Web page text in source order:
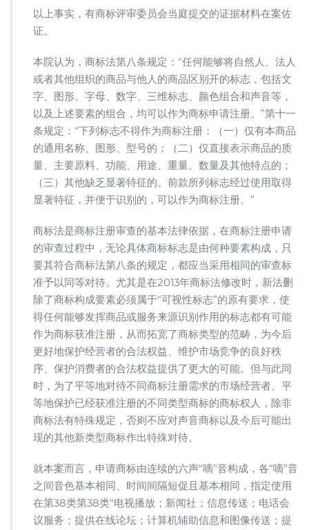
以上事实，有商标评审委员会当庭提交的证据材料在案佐
证。
本院认为，商标法第八条规定：“任何能够将自然人、法人
或者其他组织的商品与他人的商品区别开的标志，包括文
字、图形、字母、数字、三维标志、颜色组合和声音等，
以及上述要素的组合，均可以作为商标申请注册。”第十一
条规定：“下列标志不得作为商标注册：（一）仅有本商品
的通用名称、图形、型号的；（二）仅直接表示商品的质
量、主要原料、功能、用途、重量、数量及其他特点的；
（三）其他缺乏显著特征的。前款所列标志经过使用取得
显著特征，并便于识别的，可以作为商标注册。”
商标法是商标注册审查的基本法律依据，在商标注册申请
的审查过程中，无论具体商标标志是由何种要素构成，只
要其符合商标法第八条的规定，都应当采用相同的审查标
准予以同等对待。尤其是在2013年商标法修改时，新法删
除了商标构成要素必须属于“可视性标志”的原有要求，使
得任何能够发挥商品或服务来源识别作用的标志都有可能
作为商标获准注册，从而拓宽了商标类型的范畴，为今后
更好地保护经营者的合法权益、维护市场竞争的良好秩
序、保护消费者的合法权益提供了更大的可能。但与此同
时，为了平等地对待不同商标注册需求的市场经营者、平
等地保护已经获准注册的不同类型商标的商标权人，除非
商标法有特殊规定，否则不应对声音商标以及今后可能出
现的其他新类型商标作出特殊对待。
就本案而言，申请商标由连续的六声“嘀”音构成，各“嘀”音
之间音色基本相同、时间间隔短促且基本相同，指定使用
在第38类第38类“电视播放；新闻社；信息传送；电话会
议服务；提供在线论坛；计算机辅助信息和图像传送；提